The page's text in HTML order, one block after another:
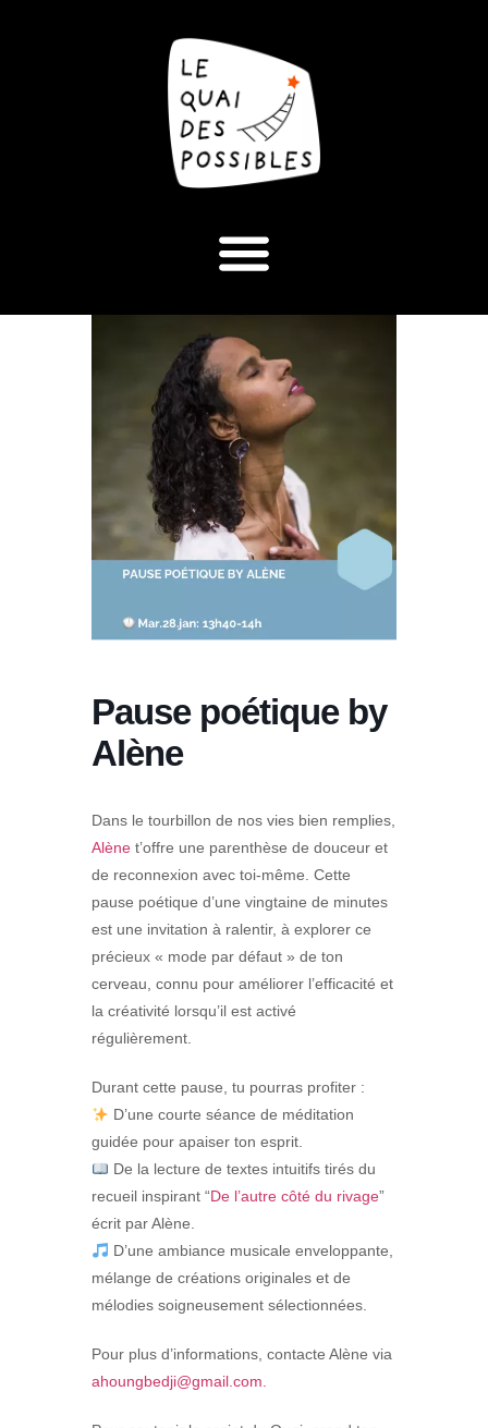
Pause poétique by
Alène
Dans le tourbillon de nos vies bien remplies,
Alène t’offre une parenthèse de douceur et
de reconnexion avec toi-même. Cette
pause poétique d’une vingtaine de minutes
est une invitation à ralentir, à explorer ce
précieux « mode par défaut » de ton
cerveau, connu pour améliorer l’efficacité et
la créativité lorsqu’il est activé
régulièrement.
Durant cette pause, tu pourras profiter :
D’une courte séance de méditation
guidée pour apaiser ton esprit.
De la lecture de textes intuitifs tirés du
recueil inspirant “De l’autre côté du rivage”
écrit par Alène.
D’une ambiance musicale enveloppante,
mélange de créations originales et de
mélodies soigneusement sélectionnées.
Pour plus d’informations, contacte Alène via
ahoungbedji@gmail.com.